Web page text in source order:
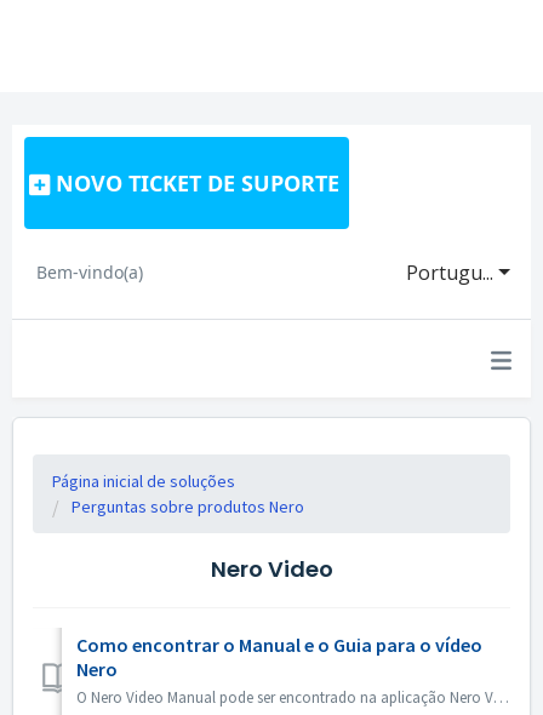
NOVO TICKET DE SUPORTE
Portugu...
Bem-vindo(a)
Página inicial de soluções
Perguntas sobre produtos Nero
Nero Video
Como encontrar o Manual e o Guia para o vídeo
Nero
O Nero Video Manual pode ser encontrado na aplicação Nero Video. Abra o vídeo Nero, clique em KnowHow no canto superior direito. No menu suspenso, cliqu...